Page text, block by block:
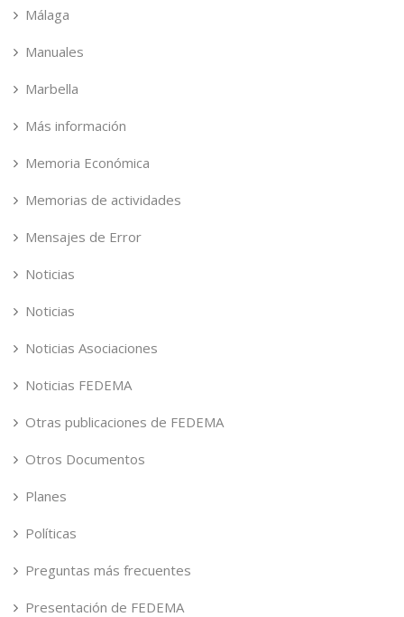
Málaga
Manuales
Marbella
Más información
Memoria Económica
Memorias de actividades
Mensajes de Error
Noticias
Noticias
Noticias Asociaciones
Noticias FEDEMA
Otras publicaciones de FEDEMA
Otros Documentos
Planes
Políticas
Preguntas más frecuentes
Presentación de FEDEMA